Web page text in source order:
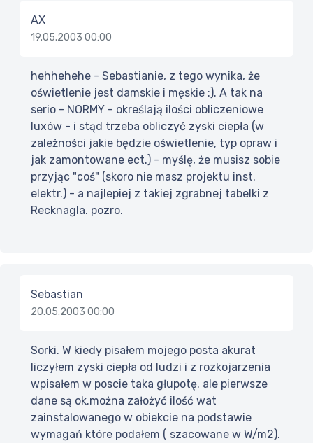
AX
19.05.2003 00:00
hehhehehe - Sebastianie, z tego wynika, że
oświetlenie jest damskie i męskie :). A tak na
serio - NORMY - określają ilości obliczeniowe
luxów - i stąd trzeba obliczyć zyski ciepła (w
zależności jakie będzie oświetlenie, typ opraw i
jak zamontowane ect.) - myślę, że musisz sobie
przyjąc "coś" (skoro nie masz projektu inst.
elektr.) - a najlepiej z takiej zgrabnej tabelki z
Recknagla. pozro.
Sebastian
20.05.2003 00:00
Sorki. W kiedy pisałem mojego posta akurat
liczyłem zyski ciepła od ludzi i z rozkojarzenia
wpisałem w poscie taka głupotę. ale pierwsze
dane są ok.można założyć ilość wat
zainstalowanego w obiekcie na podstawie
wymagań które podałem ( szacowane w W/m2).